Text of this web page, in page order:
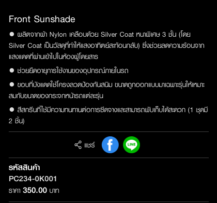
Front Sunshade
● ผลิตจากผ้า Nylon เคลือบด้วย Silver Coat หนาพิเศษ 3 ชั้น (โดย
Silver Coat เป็นวัสดุที่ทำให้แสงอาทิตย์สะท้อนกลับ) ซึ่งช่วยลดความร้อนจาก
แสงแดดที่ผ่านเข้าไปในห้องผู้โดยสาร
● ช่วยยืดอายุการใช้งานของอุปกรณ์ภายในรถ
● ขอบที่บังแดดใช้โครงลวดป้องกันสนิม ขนาดถูกออกแบบมาเฉพาะรุ่นให้เหมาะ
สมกับขนาดของกระจกหน้ารถแต่ละรุ่น
● สีสกรีนที่ใช้มีความทนทานต่อการซีดจางและสามารถพับเก็บได้สะดวก (1 ชุดมี
2 ชิ้น)
แชร์
รหัสสินค้า
PC234-0K001
ราคา 350.00บาท